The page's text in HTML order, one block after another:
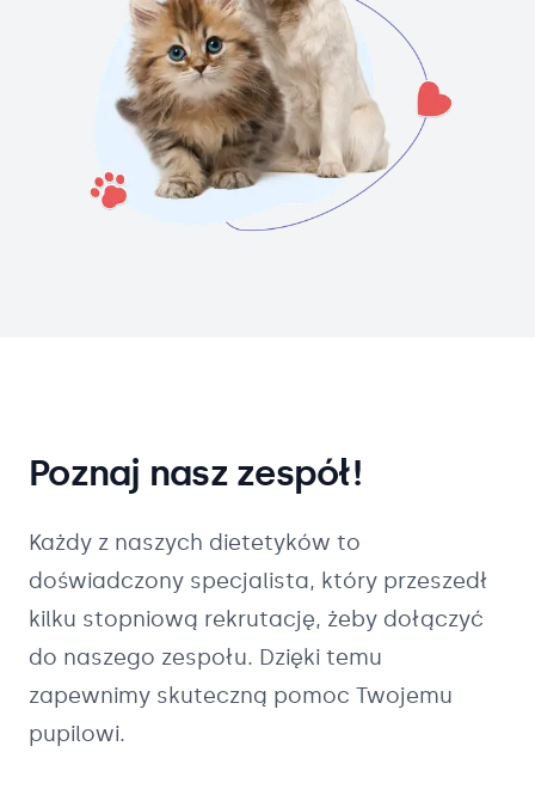
Poznaj nasz zespół!
Każdy z naszych dietetyków to
doświadczony specjalista, który przeszedł
kilku stopniową rekrutację, żeby dołączyć
do naszego zespołu. Dzięki temu
zapewnimy skuteczną pomoc Twojemu
pupilowi.